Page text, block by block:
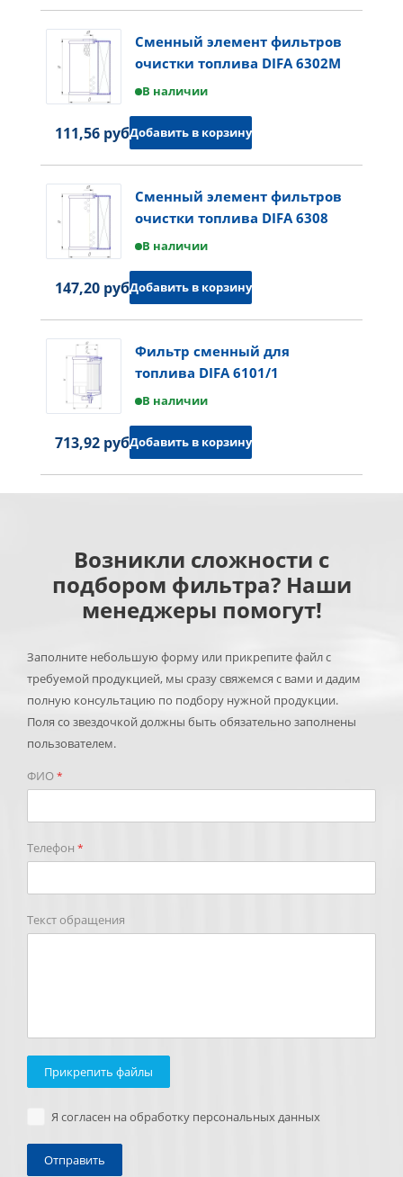
Сменный элемент фильтров
очистки топлива DIFA 6302M
В наличии
111,56 руб.Добавить в корзину
Сменный элемент фильтров
очистки топлива DIFA 6308
В наличии
147,20 руб.Добавить в корзину
Фильтр сменный для
топлива DIFA 6101/1
В наличии
713,92 руб.Добавить в корзину
Возникли сложности с
подбором фильтра? Наши
менеджеры помогут!
Заполните небольшую форму или прикрепите файл с
требуемой продукцией, мы сразу свяжемся с вами и дадим
полную консультацию по подбору нужной продукции.
Поля со звездочкой должны быть обязательно заполнены
пользователем.
ФИО*
Телефон *
Текст обращения
Прикрепить файлы
Я согласен на обработку персональных данных